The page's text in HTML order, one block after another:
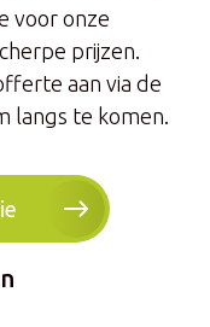
voor onze
prijzen.
aan via de
langs te komen.